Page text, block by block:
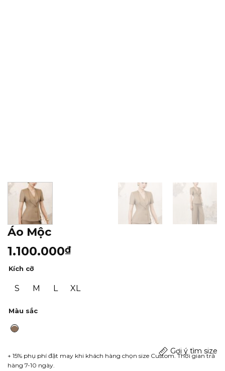
Áo Mộc
1.100.000₫
Kích cỡ
S M L XL
Màu sắc
+ 15% phụ phí đặt may khi khách hàng chọn size Custom. Thời gian trả
hàng 7-10 ngày.
Gợi ý tìm size